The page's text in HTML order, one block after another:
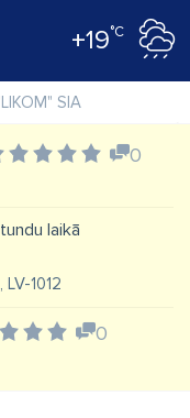
+19°C
SIA
0
laikā
1012
0